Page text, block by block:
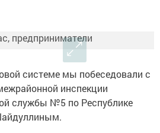
системе мы побеседовали с
инспекции
службы №5 по Республике